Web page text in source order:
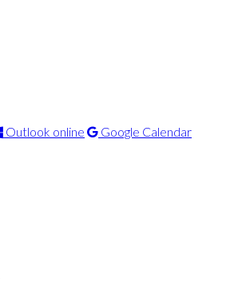
Outlook online Google Calendar